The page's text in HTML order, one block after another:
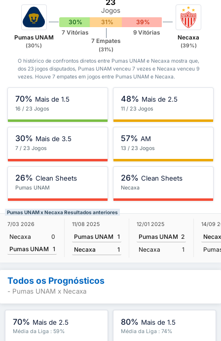
Pumas UNAM
(30%)
Jogos
30% 31% 39%
7 Vitórias
7 Empates
(31%)
9 Vitórias
Necaxa
(39%)
O histórico de confrontos diretos entre Pumas UNAM e Necaxa mostra que,
dos 23 jogos disputados, Pumas UNAM venceu 7 vezes e Necaxa venceu 9
vezes. Houve 7 empates em jogos entre Pumas UNAM e Necaxa.
70% Mais de 1.5
16 / 23 Jogos
48% Mais de 2.5
11 / 23 Jogos
30% Mais de 3.5
7 / 23 Jogos
57% AM
13 / 23 Jogos
26% Clean Sheets
Pumas UNAM
26% Clean Sheets
Necaxa
Pumas UNAM x Necaxa Resultados anteriores
7/03 2026
Necaxa
0
Pumas UNAM 1
11/08 2025
Pumas UNAM 1
Necaxa
1
12/01 2025
Pumas UNAM 2
Necaxa
1
14/09
Todos os Prognósticos
- Pumas UNAM x Necaxa
70% Mais de 2.5
Média da Liga : 59%
80% Mais de 1.5
Média da Liga : 74%